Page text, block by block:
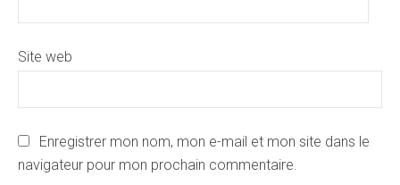
Site web
Enregistrer mon nom, mon e-mail et mon site dans le
navigateur pour mon prochain commentaire.